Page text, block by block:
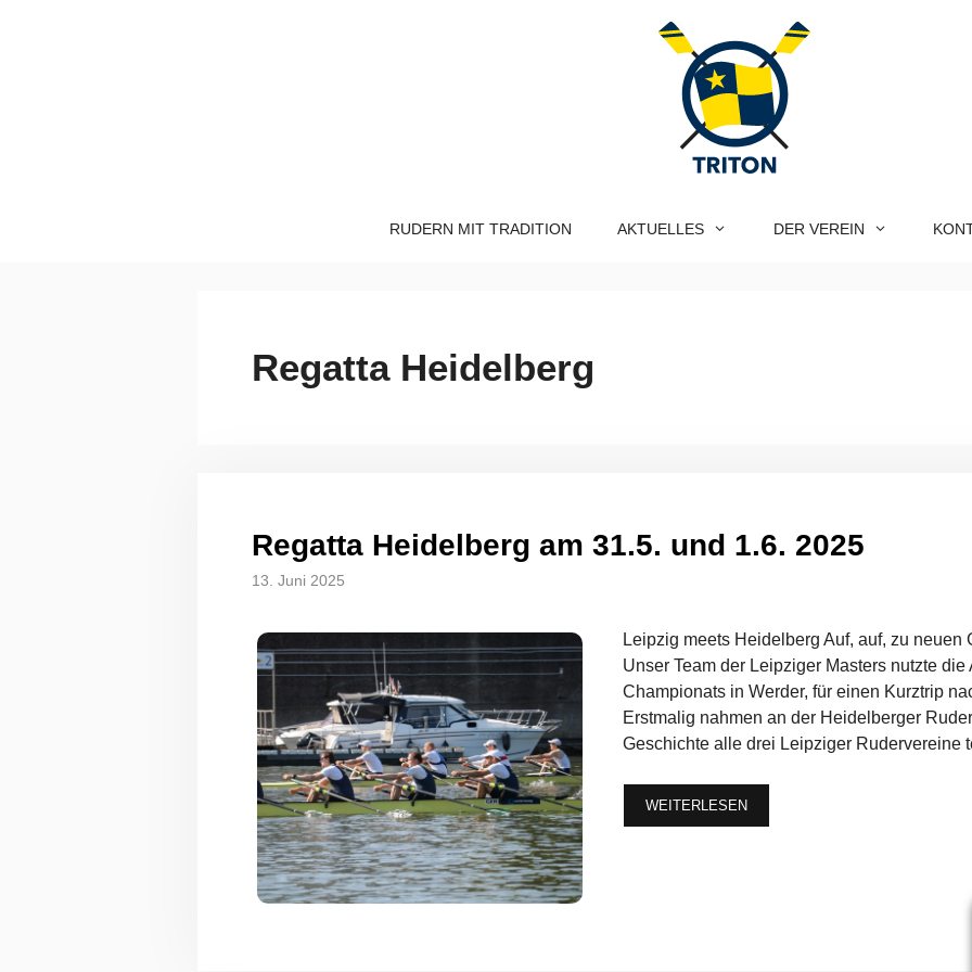
RUDERN MIT TRADITION AKTUELLES DER VEREIN
Regatta Heidelberg
Regatta Heidelberg am 31.5. und 1.6. 2025
13. Juni 2025
Leipzig meets Heidelberg Auf, auf, zu neuen
Unser Team der Leipziger Masters nutzte
Championats in Werder, für einen Kurztrip
Erstmalig nahmen an der Heidelberger
Geschichte alle drei Leipziger Rudervereine
WEITERLESEN